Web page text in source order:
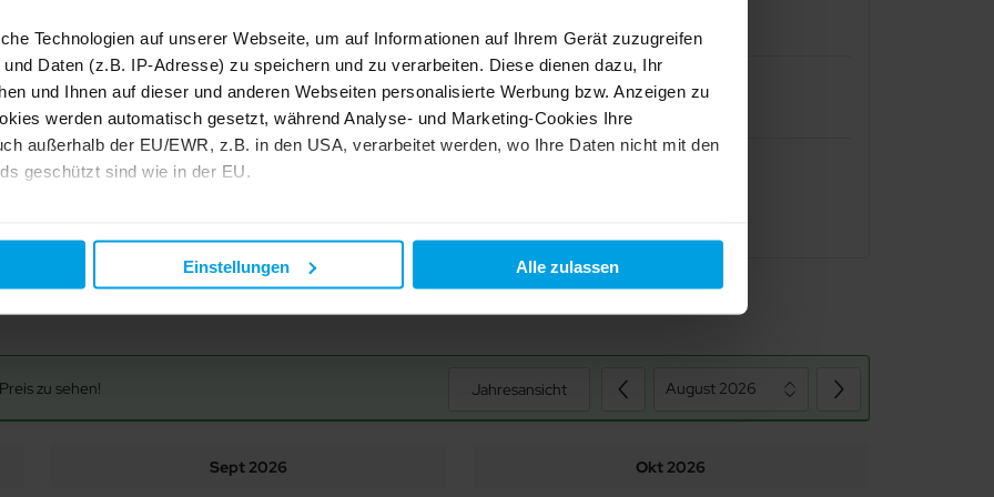
Technologien auf unserer Webseite, um auf Informationen auf Ihrem Gerät zuzugreifen
Daten (z.B. IP-Adresse) zu speichern und zu verarbeiten. Diese dienen dazu, Ihr
und Ihnen auf dieser und anderen Webseiten personalisierte Werbung bzw. Anzeigen zu
werden automatisch gesetzt, während Analyse- und Marketing-Cookies Ihre
außerhalb der EU/EWR, z.B. in den USA, verarbeitet werden, wo Ihre Daten nicht mit den
geschützt sind wie in der EU.
Einstellungen Alle zulassen
im sauberen Zustand verlassen werden.
ist bewohnbar auf zwei Etagen.Während das Wohnzimmer mit seinen eingezogenen Balken und dem Blick über
mit Essecke und Bad auf der ersten Etage. Die Fenster lassen alle einen Blick auf den gepflegten
befinden sich Toaster,Kaffeemaschine,Wasserkocher,Spülmaschine und ein Backofen in der
bis zur Wärmflasche,alles ist r Brötchen-Service ,die Strand-Nähe, der Aufenthaltsraum mit vielen Spielsachen
zu sehen! August 2026
Jahresansicht
Sept 2026 Okt 2026